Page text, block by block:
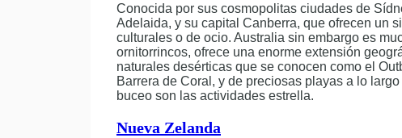
Conocida por sus cosmopolitas ciudades de
Adelaida, y su capital Canberra, que ofrecen un
culturales o de ocio. Australia sin embargo es
ornitorrincos, ofrece una enorme extensión
naturales desérticas que se conocen como el
Barrera de Coral, y de preciosas playas a lo
buceo son las actividades estrella.
Nueva Zelanda